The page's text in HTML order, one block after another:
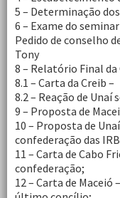
5 – Determinação
6 – Exame do
Pedido de conselho
Tony
8 – Relatório Final da
8.1 – Carta da Creib –
8.2 – Reação de Unaí
9 – Proposta de
10 – Proposta de
confederação das
11 – Carta de Cabo
confederação;
12 – Carta de